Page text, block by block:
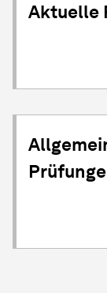
Aktuelle